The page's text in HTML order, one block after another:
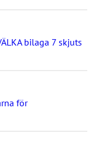
bilaga 7 skjuts
för